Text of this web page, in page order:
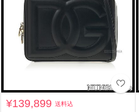
¥139,899送料込